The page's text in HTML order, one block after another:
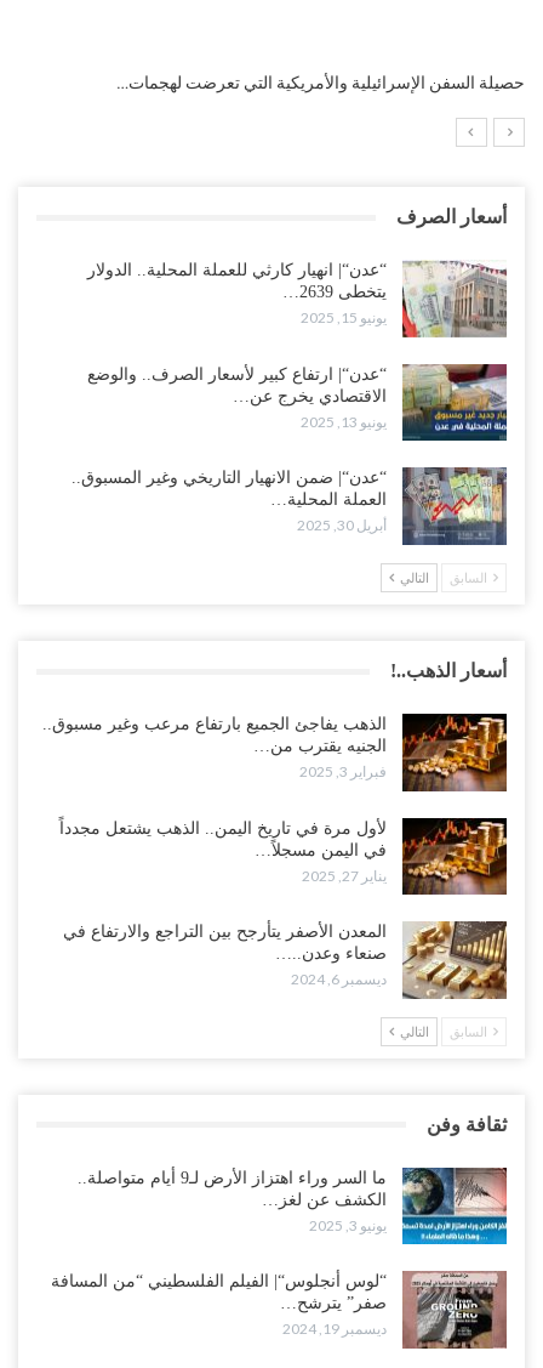
التضخم السنوي لمنطقة اليورو.. “إنفوجرافيك“..!
أسعار الصرف
“عدن“| انهيار كارثي للعملة المحلية.. الدولار
يتخطى 2639…
يونيو 15, 2025
“عدن“| ارتفاع كبير لأسعار الصرف.. والوضع
الاقتصادي يخرج عن…
يونيو 13, 2025
“عدن“| ضمن الانهيار التاريخي وغير المسبوق..
العملة المحلية…
أبريل 30, 2025
السابق التالي
أسعار الذهب..!
الذهب يفاجئ الجميع بارتفاع مرعب وغير مسبوق..
الجنيه يقترب من…
فبراير 3, 2025
لأول مرة في تاريخ اليمن.. الذهب يشتعل مجدداً
في اليمن مسجلاً…
يناير 27, 2025
المعدن الأصفر يتأرجح بين التراجع والارتفاع في
صنعاء وعدن..…
ديسمبر 6, 2024
السابق التالي
ثقافة وفن
ما السر وراء اهتزاز الأرض لـ9 أيام متواصلة..
الكشف عن لغز…
يونيو 3, 2025
“لوس أنجلوس“| الفيلم الفلسطيني “من المسافة
صفر” يترشح…
ديسمبر 19, 2024